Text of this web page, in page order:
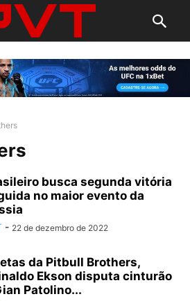
busca segunda vitória
no maior evento da
- 22 de dezembro de 2022
da Pitbull Brothers,
Ekson disputa cinturão
Patolino...